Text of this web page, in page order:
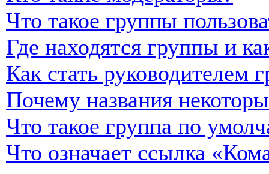
Что такое группы
Где находятся группы и
Как стать руководителем
Почему названия
Что такое группа по
Что означает ссылка